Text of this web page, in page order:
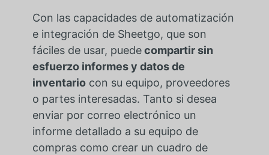
Con las capacidades de automatización
e integración de Sheetgo, que son
fáciles de usar, puedecompartir sin
esfuerzo informes y datos de
inventariocon su equipo, proveedores
o partes interesadas. Tanto si desea
enviar por correo electrónico un
informe detallado a su equipo de
compras como crear un cuadro de